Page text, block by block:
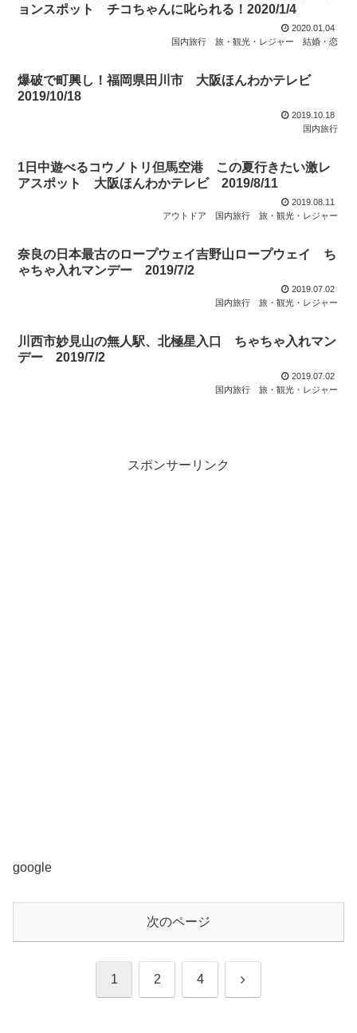
ョンスポット チコちゃんに叱られる！2020/1/4
2020.01.04
国内旅行
旅・観光・レジャー 結婚・恋
爆破で町興し！福岡県田川市 大阪ほんわかテレビ
2019/10/18
2019.10.18
国内旅行
1日中遊べるコウノトリ但馬空港 この夏行きたい激レ
アスポット 大阪ほんわかテレビ 2019/8/11
2019.08.11
アウトドア
国内旅行 旅・観光・レジャー
奈良の日本最古のロープウェイ吉野山ロープウェイ ち
ゃちゃ入れマンデー 2019/7/2
2019.07.02
国内旅行
旅・観光・レジャー
川西市妙見山の無人駅、北極星入口 ちゃちゃ入れマン
デー 2019/7/2
2019.07.02
国内旅行
旅・観光・レジャー
スポンサーリンク
google
次のページ
1 2 4 次